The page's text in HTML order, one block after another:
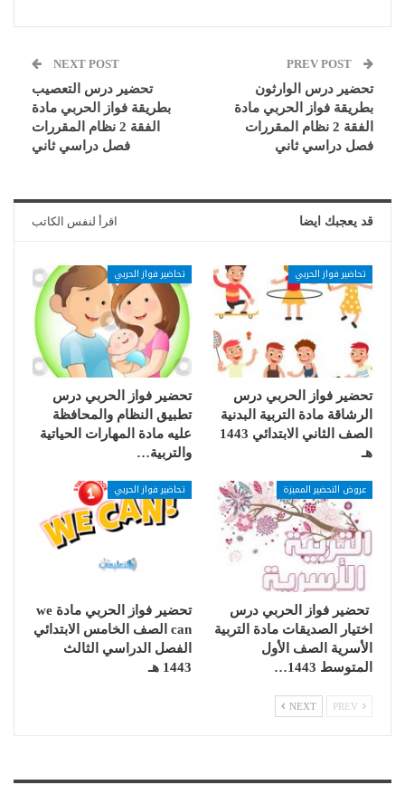
تحضير درس الوارثون
بطريقة فواز الحربي مادة
الفقة 2 نظام المقررات
فصل دراسي ثاني
NEXT POST
تحضير درس التعصيب
بطريقة فواز الحربي مادة
الفقة 2 نظام المقررات
فصل دراسي ثاني
قد يعجبك ايضا اقرأ لنفس الكاتب
تحاضير فواز الحربي
تحضير فواز الحربي درس
الرشاقة مادة التربية البدنية
الصف الثاني الابتدائي 1443
هـ
تحاضير فواز الحربي
تحضير فواز الحربي درس
تطبيق النظام والمحافظة
عليه مادة المهارات الحياتية
والتربية…
عروض التحضير المميزة
تحضير فواز الحربي درس
اختيار الصديقات مادة التربية
الأسرية الصف الأول
المتوسط 1443…
تحاضير فواز الحربي
تحضير فواز الحربي مادة we
can الصف الخامس الابتدائي
الفصل الدراسي الثالث
1443 هـ
NEXT